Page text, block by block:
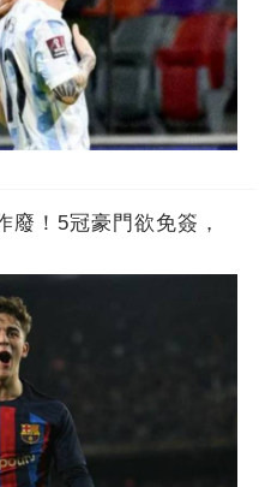
廢！5冠豪門欲免簽，